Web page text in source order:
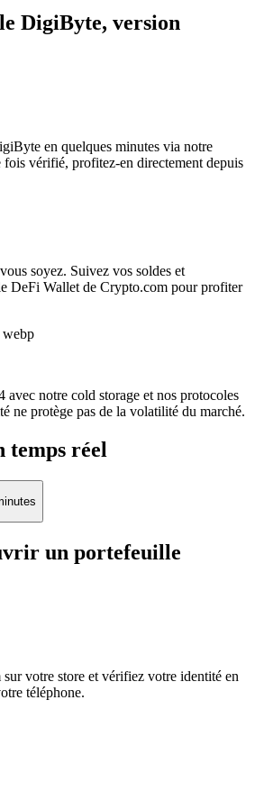
DigiByte, version
en quelques minutes via notre
vérifié, profitez-en directement depuis
soyez. Suivez vos soldes et
DeFi Wallet de Crypto.com pour profiter
avec notre cold storage et nos protocoles
ne protège pas de la volatilité du marché.
temps réel
un portefeuille
votre store et vérifiez votre identité en
téléphone.